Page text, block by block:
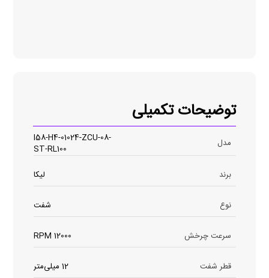
توضیحات تکمیلی
مدل
I58-H4-01024-ZCU-08-
ST-RL100
برند
لیکا
نوع شفت
سرعت چرخش 12000 RPM
قطر شفت 12 میلی‌متر